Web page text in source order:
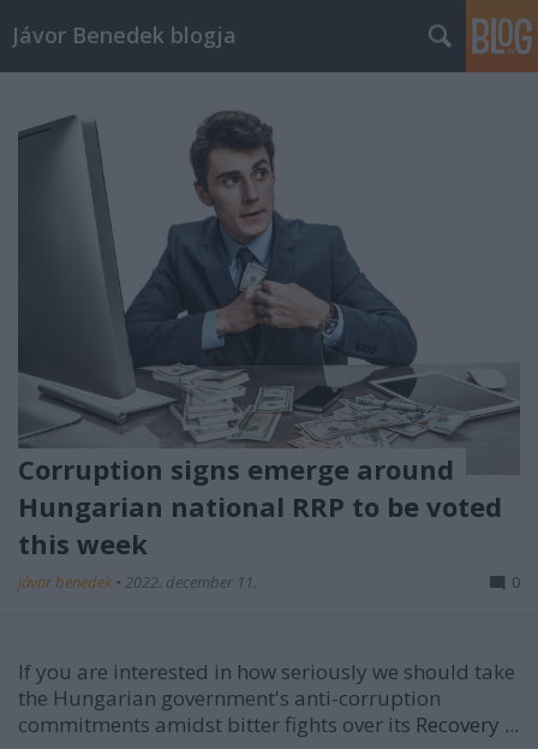
Jávor Benedek blogja
Corruption signs emerge around
Hungarian national RRP to be voted
this week
jávor benedek • 2022. december 11. 0
If you are interested in how seriously we should take
the Hungarian government's anti-corruption
commitments amidst bitter fights over its Recovery ...